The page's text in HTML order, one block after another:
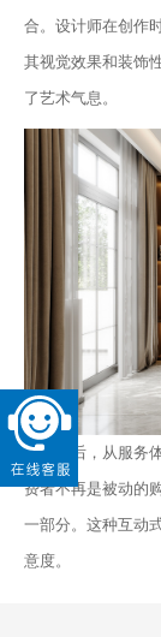
合。设计师在创作
其视觉效果和装饰
了艺术气息。
最后，从服务
费者不再是被动的
一部分。这种互动
意度。